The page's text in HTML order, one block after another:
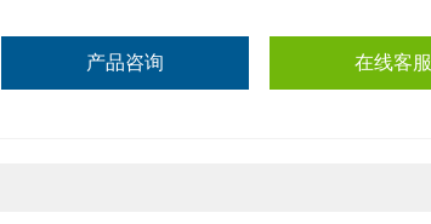
产品咨询 在线客服